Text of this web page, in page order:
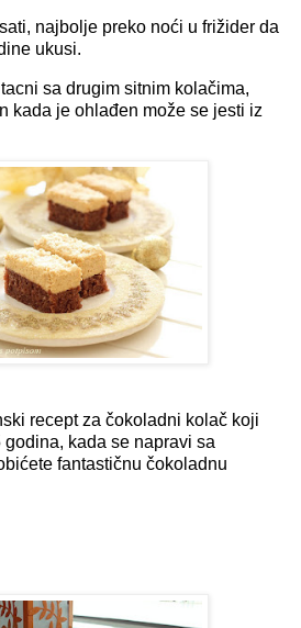
najbolje preko noći u frižider da
ukusi.
sa drugim sitnim kolačima,
kada je ohlađen može se jesti iz
recept za čokoladni kolač koji
kada se napravi sa
fantastičnu čokoladnu